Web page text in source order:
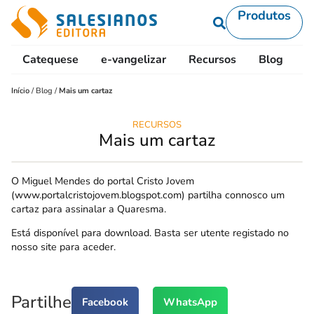
Produtos
Catequese e-vangelizar Recursos Blog
Início / Blog / Mais um cartaz
RECURSOS
Mais um cartaz
O Miguel Mendes do portal Cristo Jovem
(www.portalcristojovem.blogspot.com) partilha connosco um
cartaz para assinalar a Quaresma.
Está disponível para download. Basta ser utente registado no
nosso site para aceder.
Partilhe Facebook WhatsApp